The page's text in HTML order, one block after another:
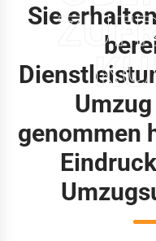
Sie
genommen